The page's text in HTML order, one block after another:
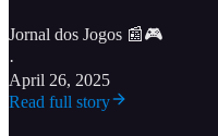
Jornal dos Jogos 📰🎮
·
April 26, 2025
Read full story